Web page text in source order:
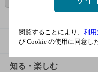
商品
商品TOP
知る・楽しむ
閲覧することにより、 利用
び Cookie の使用に同意し